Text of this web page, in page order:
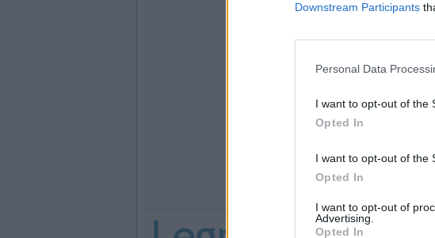
Downstream Participants
Personal Data
I want to opt-out of the
Opted In
I want to opt-out of the
Opted In
I want to opt-out of
Advertising.
Opted In